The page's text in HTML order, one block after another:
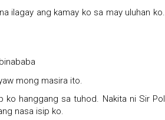
ilagay ang kamay ko sa may uluhan ko.
mong masira ito.
ko hanggang sa tuhod. Nakita ni Sir Pol
nasa isip ko.